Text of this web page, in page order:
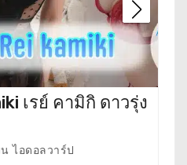
เรย์ คามิกิ ดาวรุ่ง
ไอดอลวาร์ป